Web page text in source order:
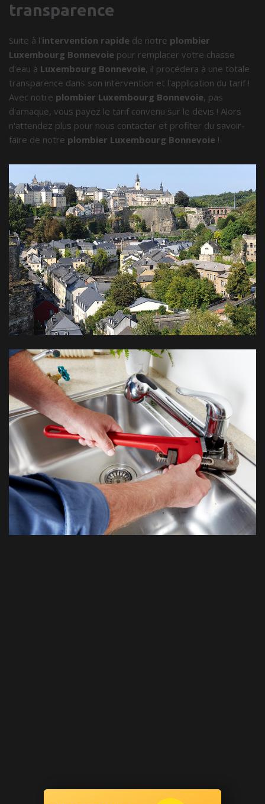
transparence
Suite à l'intervention rapide de notre plombier
Luxembourg Bonnevoie pour remplacer votre chasse
d'eau à Luxembourg Bonnevoie, il procédera à une totale
transparence dans son intervention et l'application du tarif !
Avec notre plombier Luxembourg Bonnevoie, pas
d'arnaque, vous payez le tarif convenu sur le devis ! Alors
n'attendez plus pour nous contacter et profiter du savoir-
faire de notre plombier Luxembourg Bonnevoie !